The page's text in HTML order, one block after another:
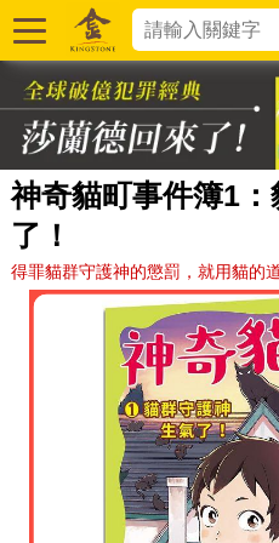
神奇貓町事件簿1
了！
得罪貓群守護神的懲罰，就用貓的